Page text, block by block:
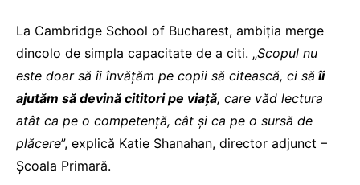
La Cambridge School of Bucharest, ambiția merge
dincolo de simpla capacitate de a citi. „Scopul nu
este doar să îi învățăm pe copii să citească, ci să îi
ajutăm să devină cititori pe viață, care văd lectura
atât ca pe o competență, cât și ca pe o sursă de
plăcere”, explică Katie Shanahan, director adjunct –
Școala Primară.